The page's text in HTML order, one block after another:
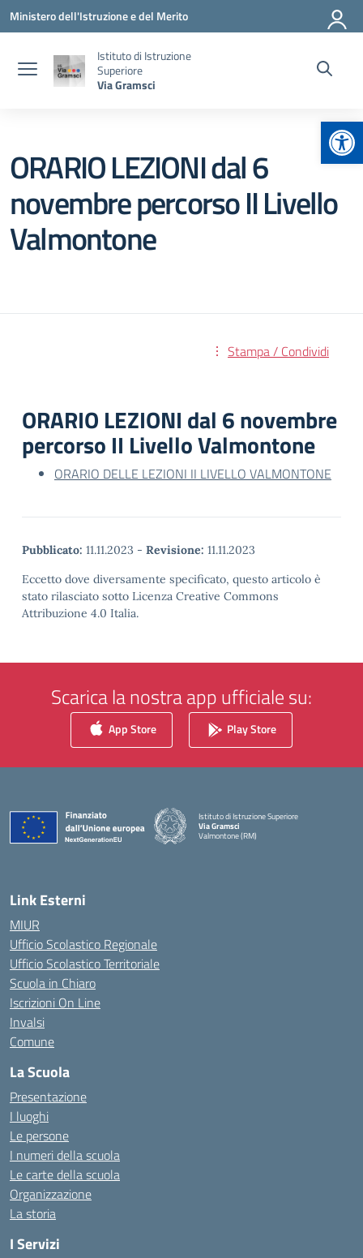
Vai ai contenuti
Vai al menu di navigazione
Vai al footer
Ministero dell'Istruzione e del Merito
Istituto di Istruzione
Superiore
Via Gramsci
ORARIO LEZIONI dal 6
novembre percorso II Livello
Valmontone
Stampa / Condividi
ORARIO LEZIONI dal 6 novembre
percorso II Livello Valmontone
ORARIO DELLE LEZIONI II LIVELLO VALMONTONE
Pubblicato: 11.11.2023 - Revisione: 11.11.2023
Eccetto dove diversamente specificato, questo articolo è
stato rilasciato sotto Licenza Creative Commons
Attribuzione 4.0 Italia.
Scarica la nostra app ufficiale su:
App Store Play Store
Istituto di Istruzione Superiore
Via Gramsci
Valmontone (RM)
Link Esterni
MIUR
Ufficio Scolastico Regionale
Ufficio Scolastico Territoriale
Scuola in Chiaro
Iscrizioni On Line
Invalsi
Comune
La Scuola
Presentazione
I luoghi
Le persone
I numeri della scuola
Le carte della scuola
Organizzazione
La storia
I Servizi